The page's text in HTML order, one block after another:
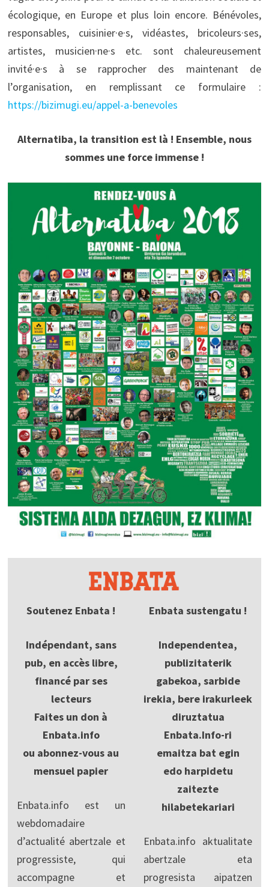
écologique, en Europe et plus loin encore. Bénévoles,
responsables, cuisinier·e·s, vidéastes, bricoleurs·ses,
artistes, musicien·ne·s etc. sont chaleureusement
invité·e·s à se rapprocher des maintenant de
l’organisation, en remplissant ce formulaire :
https://bizimugi.eu/appel-a-benevoles
Alternatiba, la transition est là ! Ensemble, nous
sommes une force immense !
Soutenez Enbata !
Indépendant, sans
pub, en accès libre,
financé par ses
lecteurs
Faites un don à
Enbata.info
ou abonnez-vous au
mensuel papier
Enbata.info est un
webdomadaire
d’actualité abertzale et
progressiste, qui
accompagne et
Enbata sustengatu !
Independentea,
publizitaterik
gabekoa, sarbide
irekia, bere irakurleek
diruztatua
Enbata.Info-ri
emaitza bat egin
edo harpidetu
zaitezte
hilabetekariari
Enbata.info aktualitate
abertzale eta
progresista aipatzen